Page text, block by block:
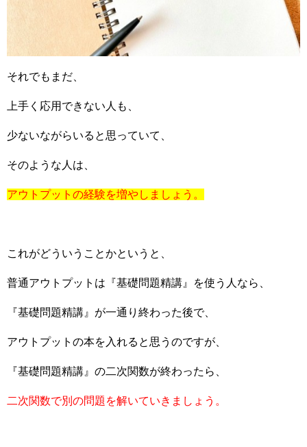
それでもまだ、
上手く応用できない人も、
少ないながらいると思っていて、
そのような人は、
アウトプットの経験を増やしましょう。
これがどういうことかというと、
普通アウトプットは『基礎問題精講』を使う人なら、
『基礎問題精講』が一通り終わった後で、
アウトプットの本を入れると思うのですが、
『基礎問題精講』の二次関数が終わったら、
二次関数で別の問題を解いていきましょう。